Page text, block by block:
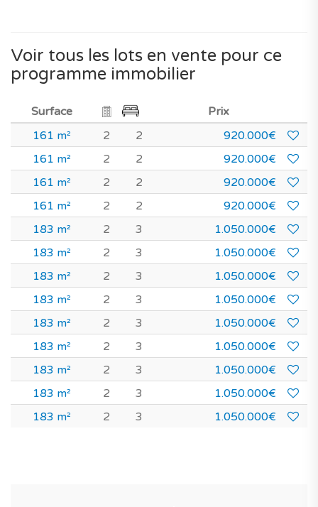
Voir tous les lots en vente pour ce
programme immobilier
Surface
Prix
161 m²
2 2
920.000€
161 m²
2 2
920.000€
161 m²
2 2
920.000€
161 m²
2 2
920.000€
183 m²
2 3
1.050.000€
183 m²
2 3
1.050.000€
183 m²
2 3
1.050.000€
183 m²
2 3
1.050.000€
183 m²
2 3
1.050.000€
183 m²
2 3
1.050.000€
183 m²
2 3
1.050.000€
183 m²
2 3
1.050.000€
183 m²
2 3 1.050.000€